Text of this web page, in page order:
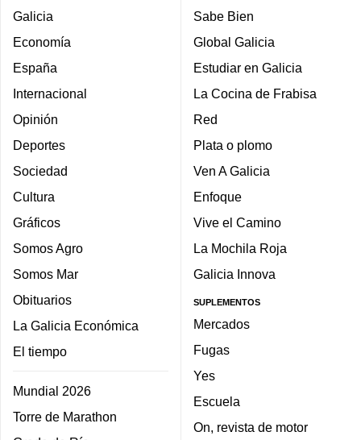
Galicia
Economía
España
Internacional
Opinión
Deportes
Sociedad
Cultura
Gráficos
Somos Agro
Somos Mar
Obituarios
La Galicia Económica
El tiempo
Mundial 2026
Torre de Marathon
Sabe Bien
Global Galicia
Estudiar en Galicia
La Cocina de Frabisa
Red
Plata o plomo
Ven A Galicia
Enfoque
Vive el Camino
La Mochila Roja
Galicia Innova
SUPLEMENTOS
Mercados
Fugas
Yes
Escuela
On, revista de motor